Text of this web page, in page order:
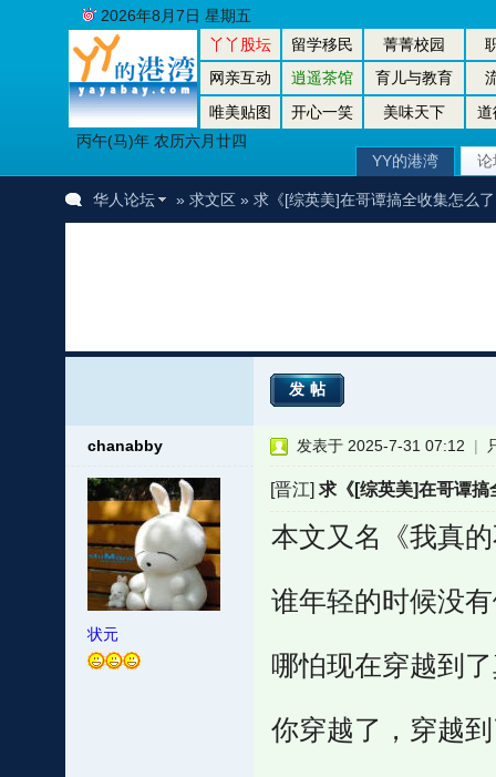
丫丫股坛 留学移民 菁菁校园
网亲互动
逍遥茶馆 育儿与教育
唯美贴图
开心一笑 美味天下
道
丙午(马)年 农历六月廿四
2026年8月7日 星期五
YY的港湾 论
华人论坛 » 求文区» 求《[综英美]在哥谭搞全收集怎么
发帖
chanabby
状元
发表于 2025-7-31 07:12 |
[晋江]求《[综英美]在哥谭搞
本文又名《我真
谁年轻的时候没
哪怕现在穿越到
你穿越了，穿越